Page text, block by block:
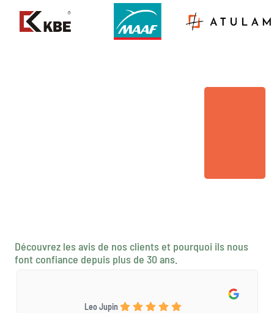
Découvrez les avis de nos clients et pourquoi ils nous
font confiance depuis plus de 30 ans.
Leo Jupin